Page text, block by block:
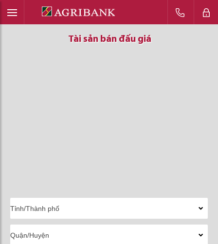
Tài sản bán đấu giá
Tài sản bán đấu giá
Tài sản bán đấu giá